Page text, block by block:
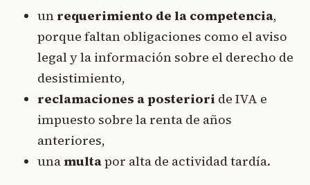
un requerimiento de la competencia,
porque faltan obligaciones como el aviso
legal y la información sobre el derecho de
desistimiento,
reclamaciones a posteriori de IVA e
impuesto sobre la renta de años
anteriores,
unamultapor alta de actividad tardía.